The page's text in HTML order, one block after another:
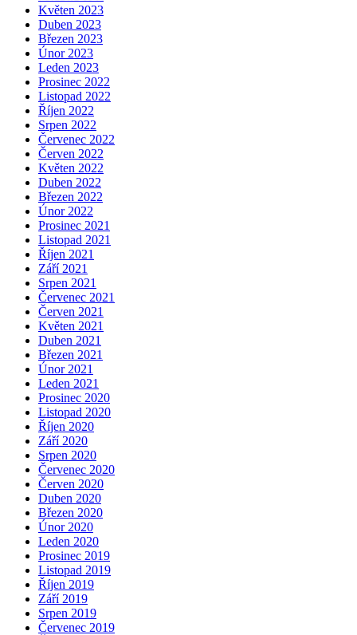
Květen 2023
Duben 2023
Březen 2023
Únor 2023
Leden 2023
Prosinec 2022
Listopad 2022
Říjen 2022
Srpen 2022
Červenec 2022
Červen 2022
Květen 2022
Duben 2022
Březen 2022
Únor 2022
Prosinec 2021
Listopad 2021
Říjen 2021
Září 2021
Srpen 2021
Červenec 2021
Červen 2021
Květen 2021
Duben 2021
Březen 2021
Únor 2021
Leden 2021
Prosinec 2020
Listopad 2020
Říjen 2020
Září 2020
Srpen 2020
Červenec 2020
Červen 2020
Duben 2020
Březen 2020
Únor 2020
Leden 2020
Prosinec 2019
Listopad 2019
Říjen 2019
Září 2019
Srpen 2019
Červenec 2019